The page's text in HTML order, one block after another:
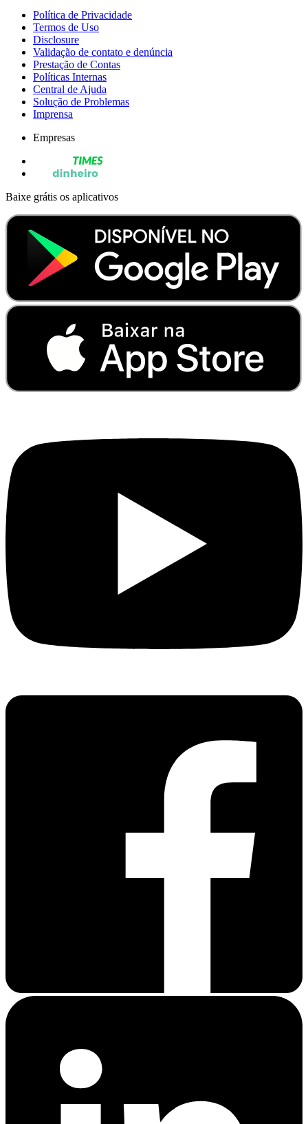
Política de Privacidade
Termos de Uso
Disclosure
Validação de contato e denúncia
Prestação de Contas
Políticas Internas
Central de Ajuda
Solução de Problemas
Imprensa
Empresas
Baixe grátis os aplicativos